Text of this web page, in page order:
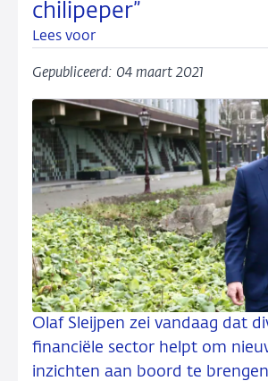
chilipeper”
Lees voor
Gepubliceerd: 04 maart 2021
Olaf Sleijpen zei vandaag dat
financiële sector helpt om
inzichten aan boord te